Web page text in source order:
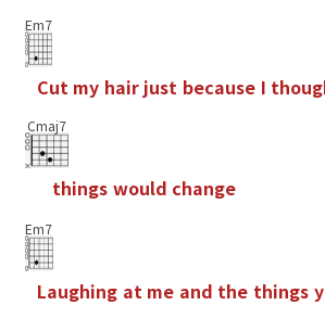
Em7
Cut my hair just because I thoug
Cmaj7
things would change
Em7
Laughing at me and the things y